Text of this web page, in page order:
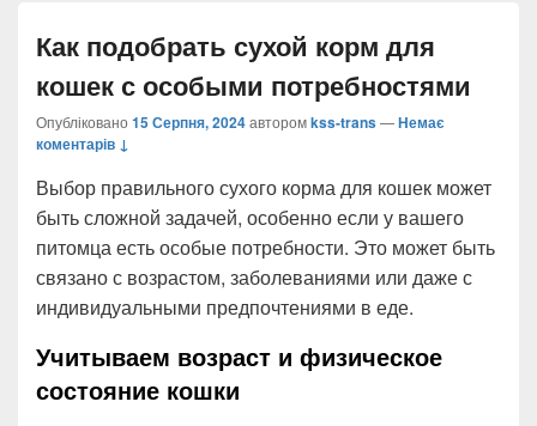
Как подобрать сухой корм для
кошек с особыми потребностями
Опубліковано 15 Серпня, 2024авторомkss-trans—Немає
коментарів ↓
Выбор правильного сухого корма для кошек может
быть сложной задачей, особенно если у вашего
питомца есть особые потребности. Это может быть
связано с возрастом, заболеваниями или даже с
индивидуальными предпочтениями в еде.
Учитываем возраст и физическое
состояние кошки